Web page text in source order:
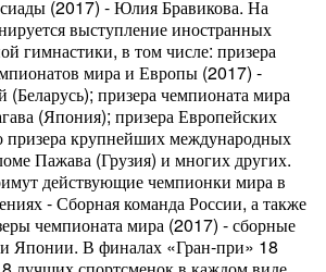
(2017) - Юлия Бравикова. На
выступление иностранных
гимнастики, в том числе: призера
мира и Европы (2017) -
призера чемпионата мира
(Япония); призера Европейских
призера крупнейших международных
Пажава (Грузия) и многих других.
действующие чемпионки мира в
- Сборная команда России, а также
чемпионата мира (2017) - сборные
Японии. В финалах «Гран-при» 18